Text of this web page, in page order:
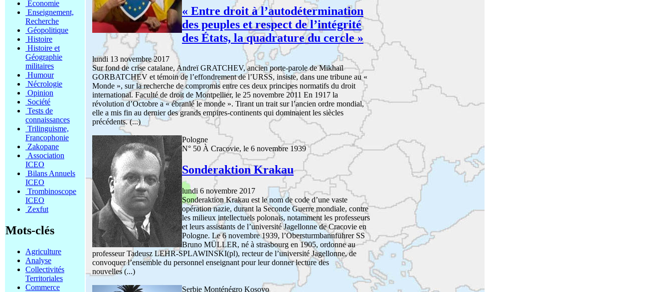
Économie
Enseignement,
Recherche
Géopolitique
Histoire
Histoire et
Géographie
militaires
Humour
Nécrologie
Opinion
Société
Tests de
connaissances
Trilinguisme,
Francophonie
Zakopane
Association
ICEO
Bilans Annuels
ICEO
Trombinoscope
ICEO
Zexfut
Mots-clés
Agriculture
Analyse
Collectivités
Territoriales
Commerce
« Entre droit à l’autodétermination
des peuples et respect de l’intégrité
des États, la quadrature du cercle »
lundi 13 novembre 2017
Sur fond de crise catalane, Andreï GRATCHEV, ancien porte-parole de Mikhaïl
GORBATCHEV et témoin de l’effondrement de l’URSS, insiste, dans une tribune au «
Monde », sur la recherche de compromis entre ces deux principes normatifs du droit
international. Faculté de droit de Montpellier, le 25 novembre 2011 En 1917 la
révolution d’Octobre a « ébranlé le monde ». Tirant un trait sur l’ancien ordre mondial,
elle a mis fin au dernier des grands empires-continents qui dominaient les siècles
précédents. (...)
Pologne
N° 50 À Cracovie, le 6 novembre 1939
Sonderaktion Krakau
lundi 6 novembre 2017
Sonderaktion Krakau est le nom de code d’une vaste
opération nazie, durant la Seconde Guerre mondiale, contre
les milieux intellectuels polonais, notamment les professeurs
et leurs assistants de l’université Jagellonne de Cracovie en
Pologne. Le 6 novembre 1939, l’Obersturmbannführer SS
Bruno MÜLLER, né à strasbourg en 1905, ordonne au
professeur Tadeusz LEHR-SPLAWINSKI(pl), recteur de l’université Jagellonne, de
convoquer l’ensemble du personnel enseignant pour leur donner lecture des
nouvelles (...)
Serbie Monténégro Kosovo